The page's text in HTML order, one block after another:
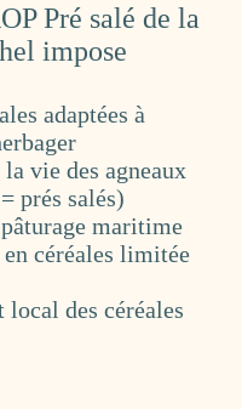
Pré salé de la
impose
adaptées à
vie des agneaux
prés salés)
maritime
céréales limitée
des céréales